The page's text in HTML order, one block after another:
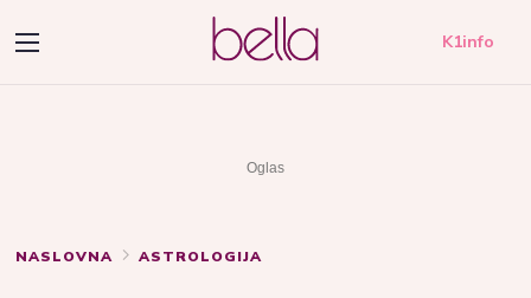
K1info
NASLOVNA ASTROLOGIJA